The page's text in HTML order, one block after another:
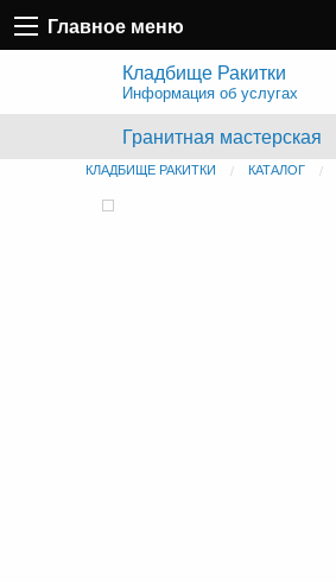
Главное меню
Кладбище Ракитки
Информация об услугах
Гранитная мастерская
КЛАДБИЩЕ РАКИТКИ КАТАЛОГ